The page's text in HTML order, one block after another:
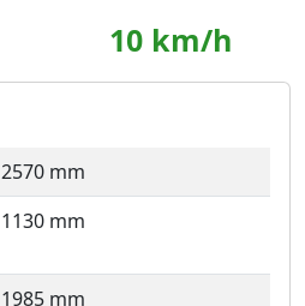
10 km/h
2570 mm
1130 mm
1985 mm